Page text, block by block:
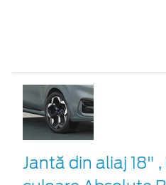
Jantă din aliaj 18"